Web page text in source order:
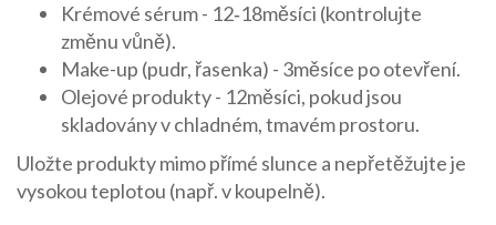
Krémové sérum - 12‑18měsíci (kontrolujte
změnu vůně).
Make-up (pudr, řasenka) - 3měsíce po otevření.
Olejové produkty - 12měsíci, pokud jsou
skladovány v chladném, tmavém prostoru.
Uložte produkty mimo přímé slunce a nepřetěžujte je
vysokou teplotou (např. v koupelně).